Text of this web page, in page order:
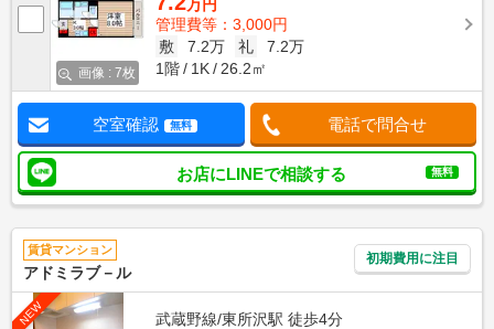
画像 : 7枚
万円
管理費等：3,000円
敷
7.2万 礼
7.2万
1階
1K 26.2㎡
空室確認 無料 電話で問合せ
お店にLINEで相談する 無料
賃貸マンション
アドミラブ－ル
初期費用に注目
NEW
武蔵野線/東所沢駅 徒歩4分